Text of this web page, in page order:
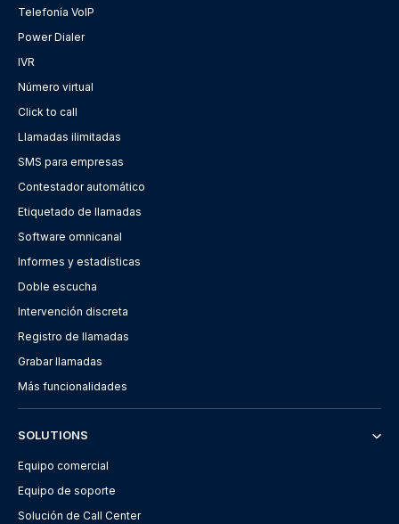
Telefonía VoIP
Power Dialer
IVR
Número virtual
Click to call
Llamadas ilimitadas
SMS para empresas
Contestador automático
Etiquetado de llamadas
Software omnicanal
Informes y estadísticas
Doble escucha
Intervención discreta
Registro de llamadas
Grabar llamadas
Más funcionalidades
SOLUTIONS
Equipo comercial
Equipo de soporte
Solución de Call Center